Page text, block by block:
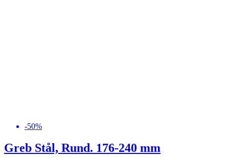
-50%
Greb Stål, Rund. 176-240 mm